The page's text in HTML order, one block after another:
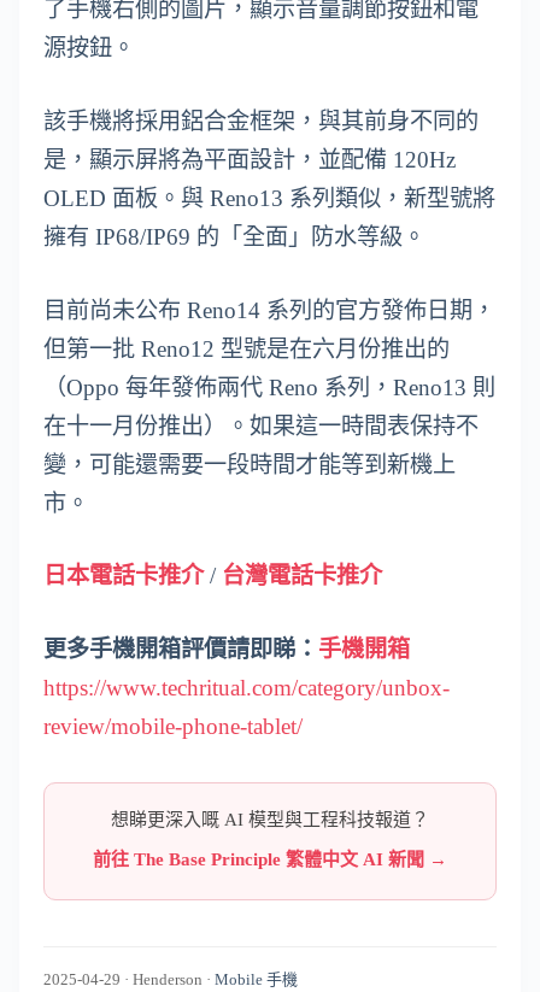
了手機右側的圖片，顯示音量調節按鈕和電
源按鈕。
該手機將採用鋁合金框架，與其前身不同的
是，顯示屏將為平面設計，並配備 120Hz
OLED 面板。與 Reno13 系列類似，新型號將
擁有 IP68/IP69 的「全面」防水等級。
目前尚未公布 Reno14 系列的官方發佈日期，
但第一批 Reno12 型號是在六月份推出的
（Oppo 每年發佈兩代 Reno 系列，Reno13 則
在十一月份推出）。如果這一時間表保持不
變，可能還需要一段時間才能等到新機上
市。
日本電話卡推介/ 台灣電話卡推介
更多手機開箱評價請即睇： 手機開箱
https://www.techritual.com/category/unbox-
review/mobile-phone-tablet/
想睇更深入嘅 AI 模型與工程科技報道？
前往 The Base Principle 繁體中文 AI 新聞 →
2025-04-29 · Henderson · Mobile 手機